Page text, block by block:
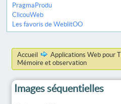
PragmaProdu
ClicouWeb
Les favoris de WeblitOO
Accueil Applications Web pour
Mémoire et observation
Images séquentielles